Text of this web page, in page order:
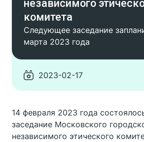
независимого
комитета
Следующее заседание
марта 2023 года
2023-02-17
14 февраля 2023 года
заседание Московского
независимого этического